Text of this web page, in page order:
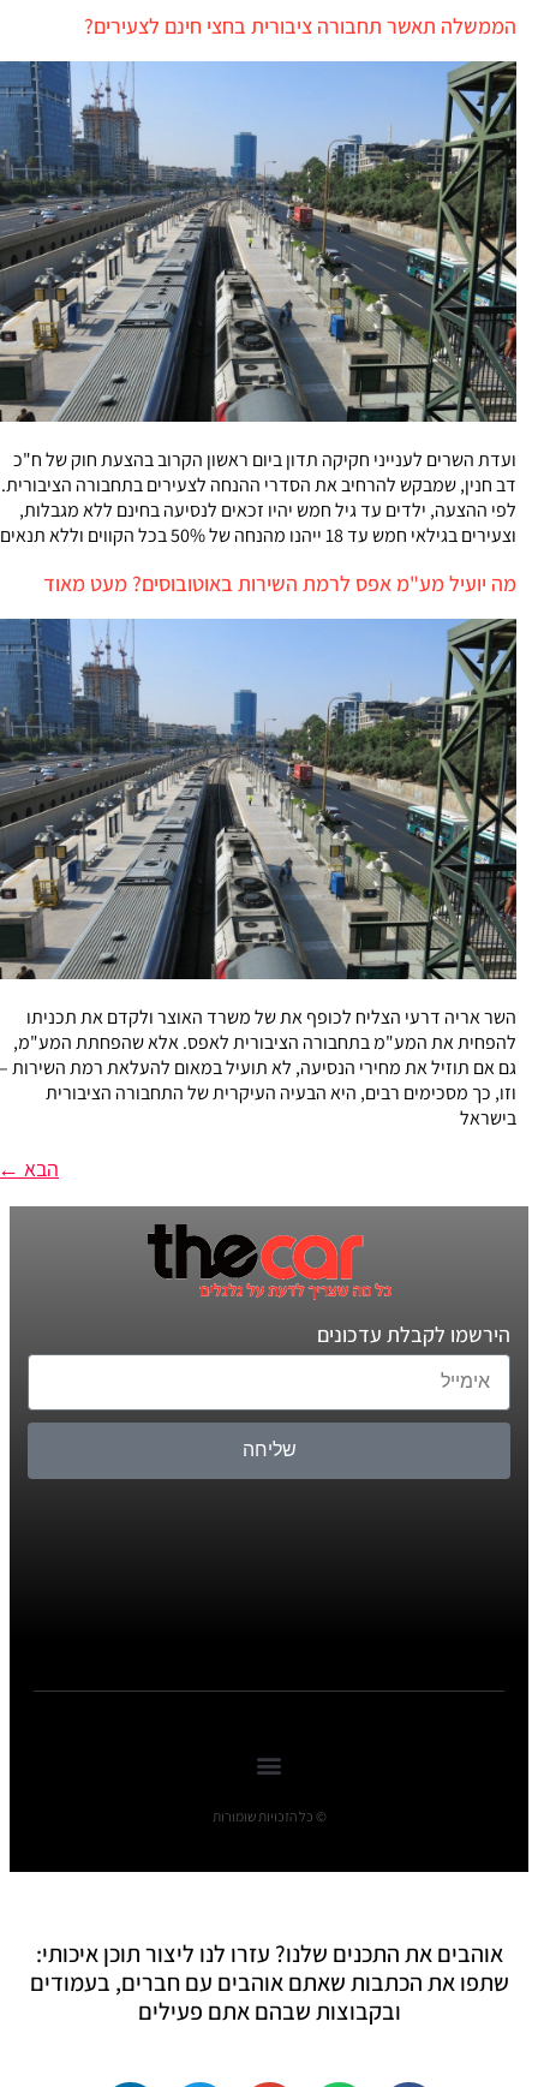
הממשלה תאשר תחבורה ציבורית בחצי חינם לצעירים?
ועדת השרים לענייני חקיקה תדון ביום ראשון הקרוב בהצעת חוק של ח"כ
דב חנין, שמבקש להרחיב את הסדרי ההנחה לצעירים בתחבורה הציבורית.
לפי ההצעה, ילדים עד גיל חמש יהיו זכאים לנסיעה בחינם ללא מגבלות,
וצעירים בגילאי חמש עד 18 ייהנו מהנחה של 50% בכל הקווים וללא תנאים
מה יועיל מע"מ אפס לרמת השירות באוטובוסים? מעט מאוד
השר אריה דרעי הצליח לכופף את של משרד האוצר ולקדם את תכניתו
להפחית את המע"מ בתחבורה הציבורית לאפס. אלא שהפחתת המע"מ,
גם אם תוזיל את מחירי הנסיעה, לא תועיל במאום להעלאת רמת השירות –
וזו, כך מסכימים רבים, היא הבעיה העיקרית של התחבורה הציבורית
בישראל
הבא←
הירשמו לקבלת עדכונים
שליחה
© כל הזכויות שומורות
אוהבים את התכנים שלנו? עזרו לנו ליצור תוכן איכותי:
שתפו את הכתבות שאתם אוהבים עם חברים, בעמודים
ובקבוצות שבהם אתם פעילים